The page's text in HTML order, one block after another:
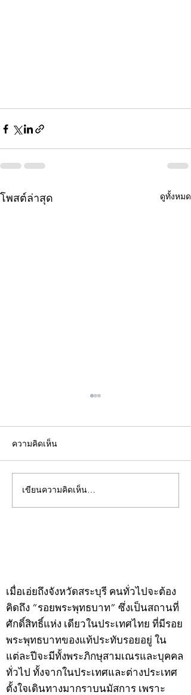
โพสต์ล่าสุด ดูทั้งหมด
คอลัมน์"จับชีพจรวงการ
พระ"ประจำพุธที่ 29
ความคิดเห็น
เขียนความคิดเห็น…
เมื่อเอ่ยถึงจังหวัดสระบุรี คนทั่วไปจะต้อง
คิดถึง “รอยพระพุทธบาท” ซึ่งเป็นสถานที่
ศักดิ์สิทธิ์แห่ง เดียวในประเทศไทย ที่มีรอย
พระพุทธบาทของแท้ประทับรอยอยู่ ใน
แต่ละปีจะมีทั้งพระภิกษุสามเณรและบุคคล
ทั่วไป ทั้งจากในประเทศและต่างประเทศ
ตั้งใจเดินทางมากราบนมัสการ เพราะ